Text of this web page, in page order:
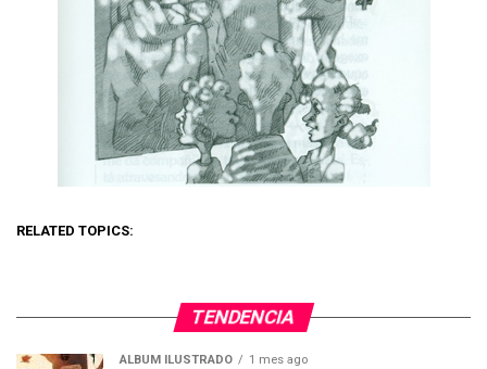
RELATED TOPICS:
TENDENCIA
ÁLBUM ILUSTRADO 1 mes ago